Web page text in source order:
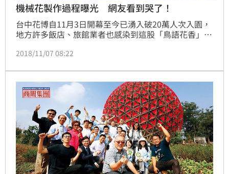
機械花製作過程曝光 網友看到哭了！
台中花博自11月3日開幕至今已湧入破20萬人次入園，
地方許多飯店、旅館業者也感染到這股「鳥語花香」，
旅客預約入住。而此次花博最令人驚艷之一的莫過於就
藝術的機械花，幕後設計團隊豪華朗機工日前曝光整個
製作過成，影片一出引發網友驚嘆聲連連，紛紛大讚：
「好神～機械與藝術的結合」、「好感動」、「台灣有
你們真好！」
2018/11/07 08:22